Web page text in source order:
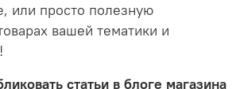
или просто полезную
вашей тематики и
статьи в блоге магазина